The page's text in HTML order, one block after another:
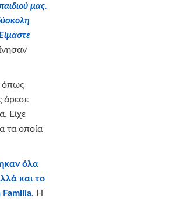
μας.
όπως
άρεσε
Είχε
τα οποία
όλα
και το
Familia. Η